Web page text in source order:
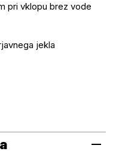
pri vklopu brez vode
jekla